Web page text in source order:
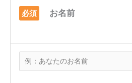
必須 お名前